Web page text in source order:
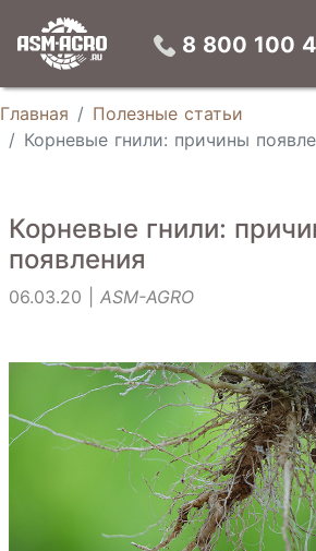
8 800 100
Главная
Полезные статьи
Корневые гнили: причины
Корневые гнили:
появления
06.03.20 | ASM-AGRO